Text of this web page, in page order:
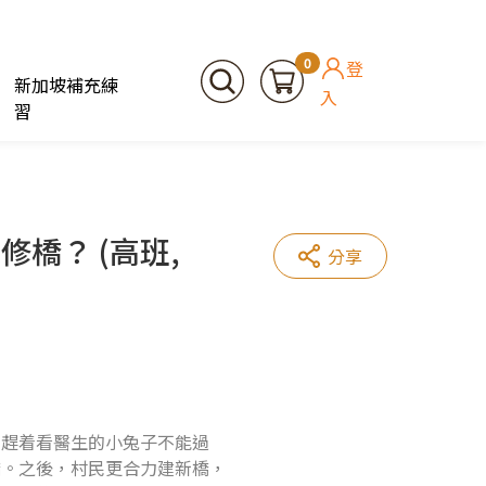
新加坡補充練
習
0
登
入
橋？ (高班,
着看醫生的小兔子不能過
之後，村民更合力建新橋，
分享